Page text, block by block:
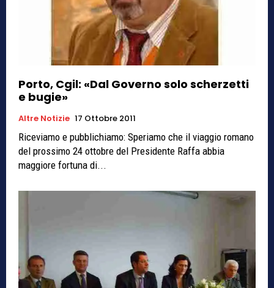
Porto, Cgil: «Dal Governo solo scherzetti
e bugie»
Altre Notizie 17 Ottobre 2011
Riceviamo e pubblichiamo: Speriamo che il viaggio romano
del prossimo 24 ottobre del Presidente Raffa abbia
maggiore fortuna di...